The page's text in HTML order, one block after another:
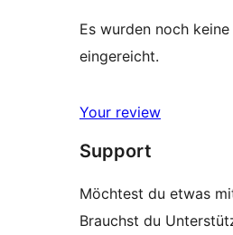
Es wurden noch keine
eingereicht.
Your review
Support
Möchtest du etwas
Brauchst du